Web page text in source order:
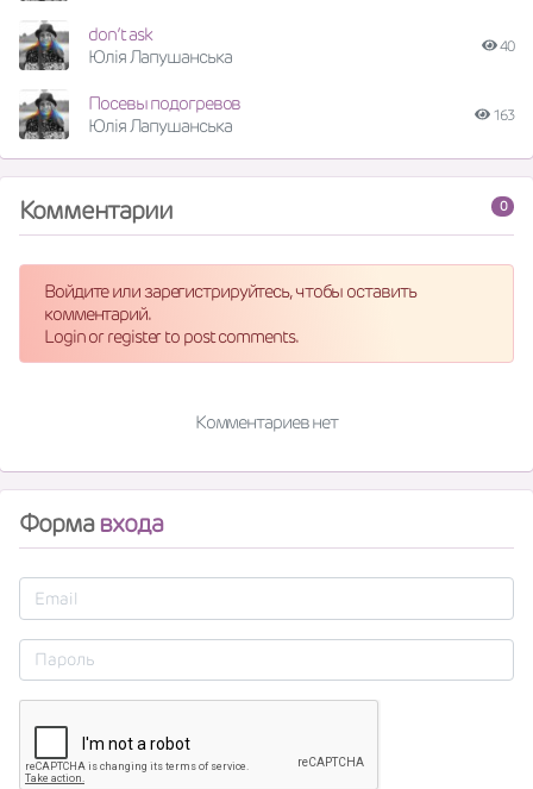
don’t ask
Юлія Лапушанська
40
Посевы подогревов
Юлія Лапушанська
163
0
Комментарии
Войдите или зарегистрируйтесь, чтобы оставить
комментарий.
Login or register to post comments.
Комментариев нет
Формавхода